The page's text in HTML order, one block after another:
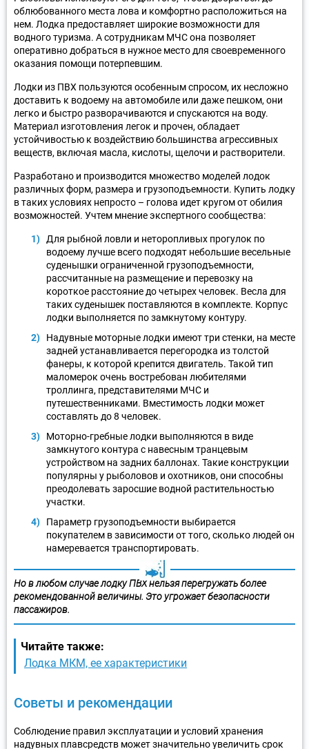
облюбованного места лова и комфортно расположиться на
нем. Лодка предоставляет широкие возможности для
водного туризма. А сотрудникам МЧС она позволяет
оперативно добраться в нужное место для своевременного
оказания помощи потерпевшим.
Лодки из ПВХ пользуются особенным спросом, их несложно
доставить к водоему на автомобиле или даже пешком, они
легко и быстро разворачиваются и спускаются на воду.
Материал изготовления легок и прочен, обладает
устойчивостью к воздействию большинства агрессивных
веществ, включая масла, кислоты, щелочи и растворители.
Разработано и производится множество моделей лодок
различных форм, размера и грузоподъемности. Купить лодку
в таких условиях непросто – голова идет кругом от обилия
возможностей. Учтем мнение экспертного сообщества:
Для рыбной ловли и неторопливых прогулок по
водоему лучше всего подходят небольшие весельные
суденышки ограниченной грузоподъемности,
рассчитанные на размещение и перевозку на
короткое расстояние до четырех человек. Весла для
таких суденышек поставляются в комплекте. Корпус
лодки выполняется по замкнутому контуру.
Надувные моторные лодки имеют три стенки, на месте
задней устанавливается перегородка из толстой
фанеры, к которой крепится двигатель. Такой тип
маломерок очень востребован любителями
троллинга, представителями МЧС и
путешественниками. Вместимость лодки может
составлять до 8 человек.
Моторно-гребные лодки выполняются в виде
замкнутого контура с навесным транцевым
устройством на задних баллонах. Такие конструкции
популярны у рыболовов и охотников, они способны
преодолевать заросшие водной растительностью
участки.
Параметр грузоподъемности выбирается
покупателем в зависимости от того, сколько людей он
намеревается транспортировать.
Но в любом случае лодку ПВХ нельзя перегружать более
рекомендованной величины. Это угрожает безопасности
пассажиров.
Читайте также:
Лодка МКМ, ее характеристики
Советы и рекомендации
Соблюдение правил эксплуатации и условий хранения
надувных плавсредств может значительно увеличить срок